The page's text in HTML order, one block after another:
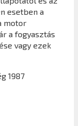
esetben a
motor
a fogyasztás
vagy ezek
1987